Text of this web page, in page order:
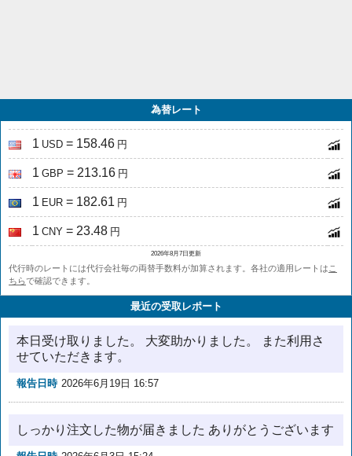
為替レート
1 USD = 158.46 円
1 GBP = 213.16 円
1 EUR = 182.61 円
1 CNY = 23.48 円
2026年8月7日更新
代行時のレートには代行会社毎の両替手数料が加算されます。各社の適用レートはこ
ちらで確認できます。
最近の受取レポート
本日受け取りました。 大変助かりました。 また利用さ
せていただきます。
報告日時 2026年6月19日 16:57
しっかり注文した物が届きました ありがとうございます